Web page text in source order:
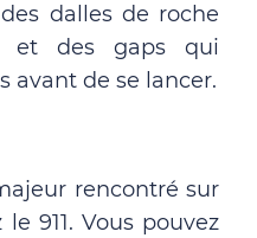
dalles de roche
et des gaps qui
avant de se lancer.
rencontré sur
911. Vous pouvez